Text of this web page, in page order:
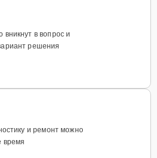
в вопрос и
решения
и ремонт можно
время